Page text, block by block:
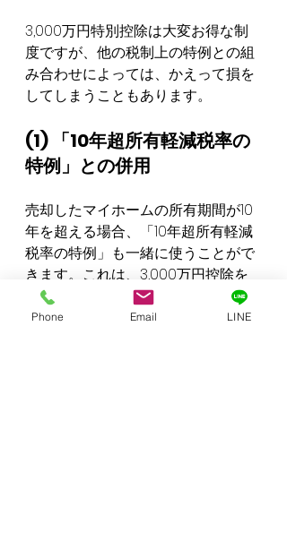
3,000万円特別控除は大変お得な制
度ですが、他の税制上の特例との組
み合わせによっては、かえって損を
してしまうこともあります。
(1) 「10年超所有軽減税率の
特例」との併用
売却したマイホームの所有期間が10
年を超える場合、「10年超所有軽減
税率の特例」も一緒に使うことがで
きます。これは、3,000万円控除を
使った後の譲渡所得に対して、通常
の税率よりも低い税率が適用される
Phone Email LINE